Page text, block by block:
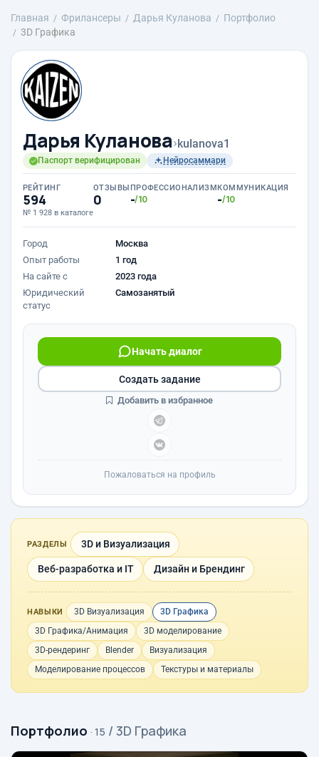
Главная Фрилансеры Дарья Куланова
Портфолио
3D Графика
Дарья Куланова›kulanova1
Паспорт верифицирован Нейросаммари
РЕЙТИНГ
594
№ 1 928 в каталоге
ОТЗЫВЫ
0
ПРОФЕССИОНАЛИЗМ
-/10
КОММУНИКАЦИЯ
-/10
Город
Москва
Опыт работы
1 год
На сайте с
2023 года
Юридический
статус
Самозанятый
Начать диалог
Создать задание
Добавить в избранное
Пожаловаться на профиль
РАЗДЕЛЫ 3D и Визуализация
Веб-разработка и IT Дизайн и Брендинг
НАВЫКИ 3D Визуализация
3D Графика
3D Графика/Анимация
3D моделирование
3D-рендеринг
Blender
Визуализация
Моделирование процессов
Текстуры и материалы
Портфолио · 15 / 3D Графика